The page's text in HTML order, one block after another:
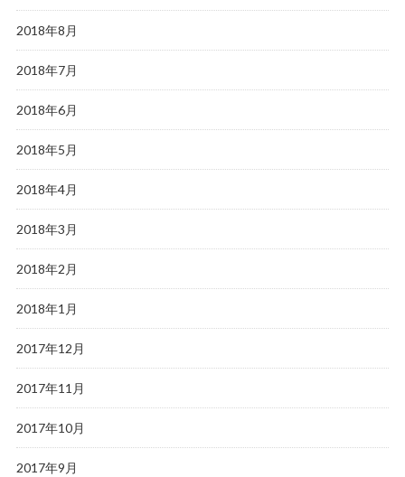
2018年8月
2018年7月
2018年6月
2018年5月
2018年4月
2018年3月
2018年2月
2018年1月
2017年12月
2017年11月
2017年10月
2017年9月